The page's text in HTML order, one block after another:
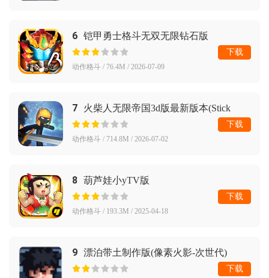
6 铠甲勇士格斗无双无限钻石版
动作格斗 / 76.4M / 2026-07-09
下载
7
火柴人无限帝国3d版最新版本(Stick
Infinite Kingdom)
动作格斗 / 714.8M / 2026-07-02
下载
8 葫芦娃小yTV版
动作格斗 / 193.3M / 2025-04-18
下载
9 漂泊带土制作版(像素火影-次世代)
下载